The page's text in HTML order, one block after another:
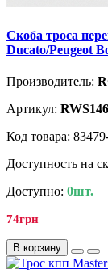
Скоба троса
Ducato/Peugeot
Производитель:
Артикул:
Код товара:
Доступность на
Доступно: 0шт.
74грн
В корзину